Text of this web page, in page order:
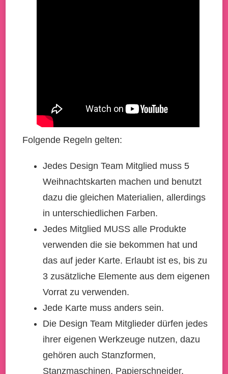
Folgende Regeln gelten:
Jedes Design Team Mitglied muss 5
Weihnachtskarten machen und benutzt
dazu die gleichen Materialien, allerdings
in unterschiedlichen Farben.
Jedes Mitglied MUSS alle Produkte
verwenden die sie bekommen hat und
das auf jeder Karte. Erlaubt ist es, bis zu
3 zusätzliche Elemente aus dem eigenen
Vorrat zu verwenden.
Jede Karte muss anders sein.
Die Design Team Mitglieder dürfen jedes
ihrer eigenen Werkzeuge nutzen, dazu
gehören auch Stanzformen,
Stanzmaschinen, Papierschneider,